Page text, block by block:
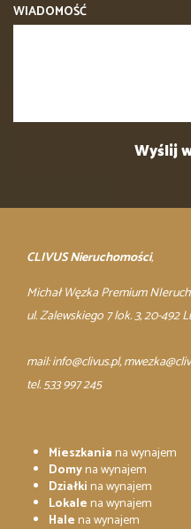
WIADOMOŚĆ
CLIVUS Nieruchomości,
Michał Węzka Premium
ul. Zalewskiego 7 lok. 3, 20-492
mail:info@clivus.pl,
tel. 533 997 245
Mieszkaniana wynajem
Domyna wynajem
Działkina wynajem
Lokalena wynajem
Halena wynajem